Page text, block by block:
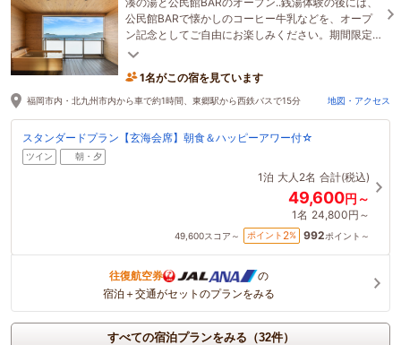
公民館BARで懐かしのコーヒー牛乳などを、オープ
ン記念としてご自由にお楽しみください。期間限定
の地元漁師とのコラボプランも人気です！
1名がこの宿を見ています
福岡市内・北九州市内から車で約1時間、東郷駅から西鉄バスで15分 地図・アクセス
スタンダードプラン【玄海会席】朝食＆ハッピーアワー付☆
ツイン 朝・夕
1泊 大人2名 合計(税込)
49,600円～
1名 24,800円～
49,600スコア～ ポイント 2% 992ポイント～
往復航空券
の
宿泊＋交通がセットのプランをみる
すべての宿泊プランをみる（32件）